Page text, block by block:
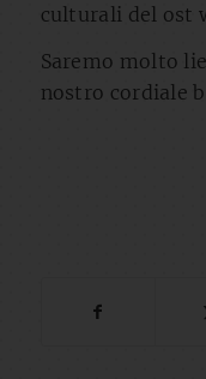
culturali del ost
Saremo molto
nostro cordiale